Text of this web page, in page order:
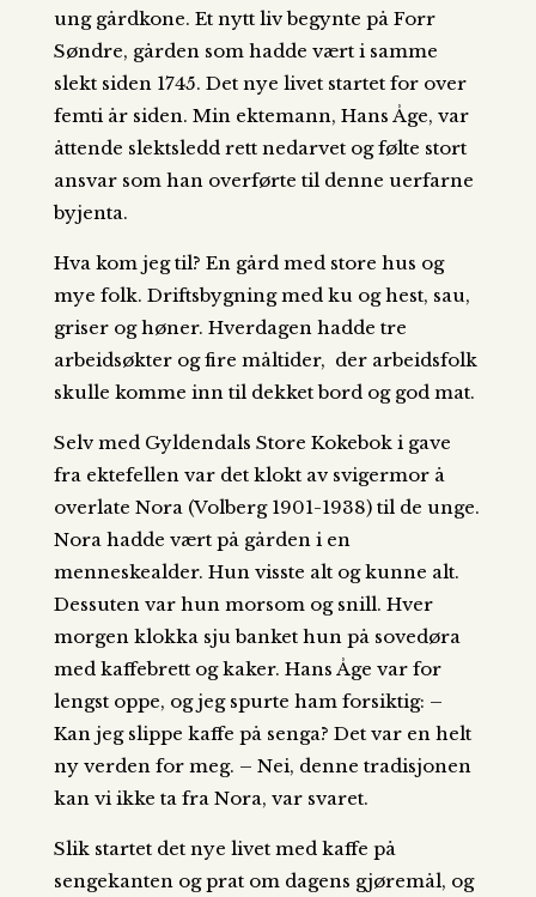
ung gårdkone. Et nytt liv begynte på Forr
Søndre, gården som hadde vært i samme
slekt siden 1745. Det nye livet startet for over
femti år siden. Min ektemann, Hans Åge, var
åttende slektsledd rett nedarvet og følte stort
ansvar som han overførte til denne uerfarne
byjenta.
Hva kom jeg til? En gård med store hus og
mye folk. Driftsbygning med ku og hest, sau,
griser og høner. Hverdagen hadde tre
arbeidsøkter og fire måltider, der arbeidsfolk
skulle komme inn til dekket bord og god mat.
Selv med Gyldendals Store Kokebok i gave
fra ektefellen var det klokt av svigermor å
overlate Nora (Volberg 1901-1938) til de unge.
Nora hadde vært på gården i en
menneskealder. Hun visste alt og kunne alt.
Dessuten var hun morsom og snill. Hver
morgen klokka sju banket hun på sovedøra
med kaffebrett og kaker. Hans Åge var for
lengst oppe, og jeg spurte ham forsiktig: –
Kan jeg slippe kaffe på senga? Det var en helt
ny verden for meg. – Nei, denne tradisjonen
kan vi ikke ta fra Nora, var svaret.
Slik startet det nye livet med kaffe på
sengekanten og prat om dagens gjøremål, og